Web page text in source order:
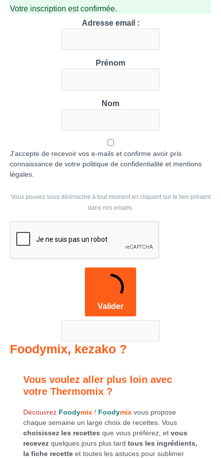
Votre inscription est confirmée.
Adresse email :
Prénom
Nom
J’accepte de recevoir vos e-mails et confirme avoir pris
connaissance de votre politique de confidentialité et mentions
légales.
Vous pouvez vous désinscrire à tout moment en cliquant sur le lien présent
dans nos emails.
Valider
Foodymix, kezako ?
Vous voulez aller plus loin avec
votre Thermomix ?
Découvrez Foodymix ! Foodymix vous propose
chaque semaine un large choix de recettes. Vous
choisissez les recettes que vous préférez, et vous
recevezquelques jours plus tard tous les ingrédients,
la fiche recetteet toutes les astuces pour sublimer